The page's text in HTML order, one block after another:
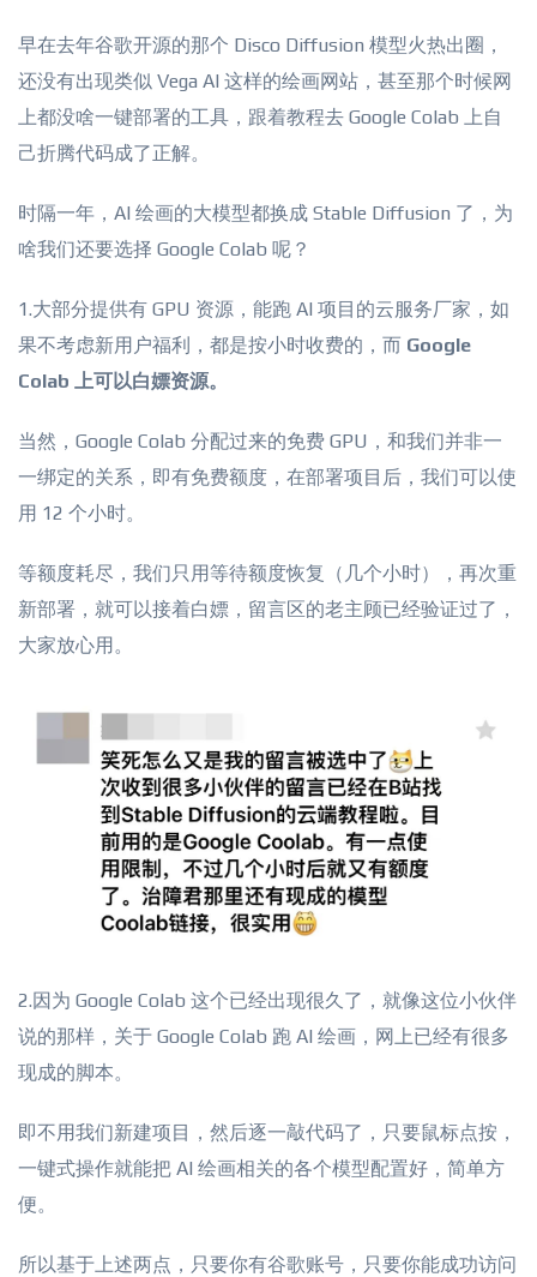
早在去年谷歌开源的那个 Disco Diffusion 模型火热出圈，
还没有出现类似 Vega AI 这样的绘画网站，甚至那个时候网
上都没啥一键部署的工具，跟着教程去 Google Colab 上自
己折腾代码成了正解。
时隔一年，AI 绘画的大模型都换成 Stable Diffusion 了，为
啥我们还要选择 Google Colab 呢？
1.大部分提供有 GPU 资源，能跑 AI 项目的云服务厂家，如
果不考虑新用户福利，都是按小时收费的，而 Google
Colab 上可以白嫖资源。
当然，Google Colab 分配过来的免费 GPU，和我们并非一
一绑定的关系，即有免费额度，在部署项目后，我们可以使
用 12 个小时。
等额度耗尽，我们只用等待额度恢复（几个小时），再次重
新部署，就可以接着白嫖，留言区的老主顾已经验证过了，
大家放心用。
2.因为 Google Colab 这个已经出现很久了，就像这位小伙伴
说的那样，关于 Google Colab 跑 AI 绘画，网上已经有很多
现成的脚本。
即不用我们新建项目，然后逐一敲代码了，只要鼠标点按，
一键式操作就能把 AI 绘画相关的各个模型配置好，简单方
便。
所以基于上述两点，只要你有谷歌账号，只要你能成功访问